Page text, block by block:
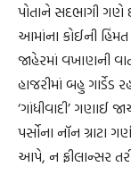
પોતાને સદભાગી ગણે
આમાંના કોઈની
જાહેરમાં વખાણની
હાજરીમાં બહુ
‘ગાંધીવાદી’ ગણાઈ
પર્સોના નૉન ગ્રાટા
આપે, ન ફ્રીલાન્સર